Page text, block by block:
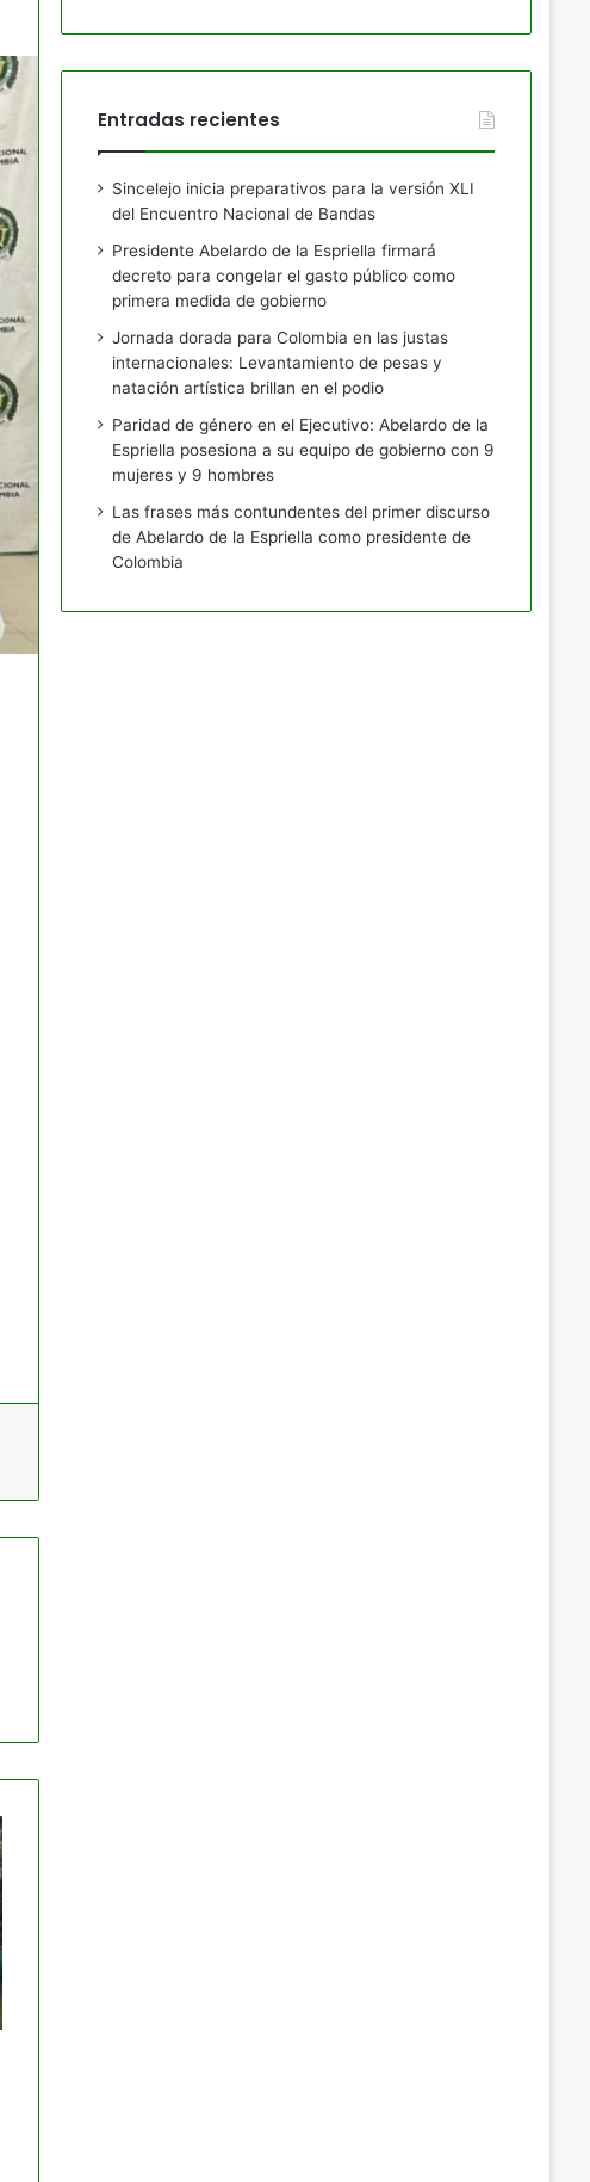
Entradas recientes
Sincelejo inicia preparativos para la versión XLI
del Encuentro Nacional de Bandas
Presidente Abelardo de la Espriella firmará
decreto para congelar el gasto público como
primera medida de gobierno
Jornada dorada para Colombia en las justas
internacionales: Levantamiento de pesas y
natación artística brillan en el podio
Paridad de género en el Ejecutivo: Abelardo de la
Espriella posesiona a su equipo de gobierno con 9
mujeres y 9 hombres
Las frases más contundentes del primer discurso
de Abelardo de la Espriella como presidente de
Colombia